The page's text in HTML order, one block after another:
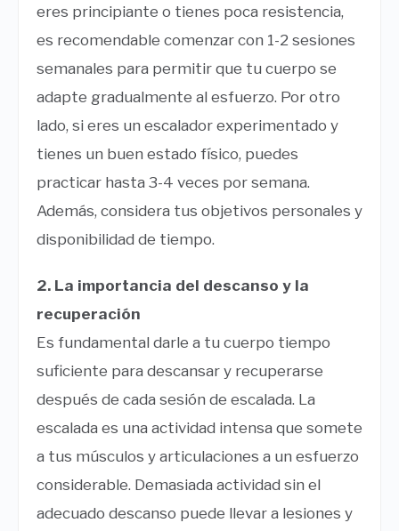
eres principiante o tienes poca resistencia,
es recomendable comenzar con 1-2 sesiones
semanales para permitir que tu cuerpo se
adapte gradualmente al esfuerzo. Por otro
lado, si eres un escalador experimentado y
tienes un buen estado físico, puedes
practicar hasta 3-4 veces por semana.
Además, considera tus objetivos personales y
disponibilidad de tiempo.
2. La importancia del descanso y la
recuperación
Es fundamental darle a tu cuerpo tiempo
suficiente para descansar y recuperarse
después de cada sesión de escalada. La
escalada es una actividad intensa que somete
a tus músculos y articulaciones a un esfuerzo
considerable. Demasiada actividad sin el
adecuado descanso puede llevar a lesiones y